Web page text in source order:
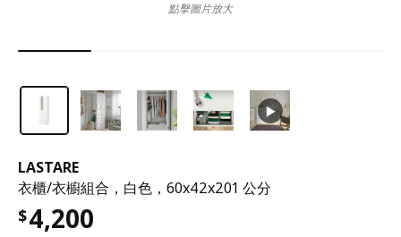
LASTARE
衣櫃/衣櫥組合，白色，60x42x201 公分
$4,200
點擊圖片放大